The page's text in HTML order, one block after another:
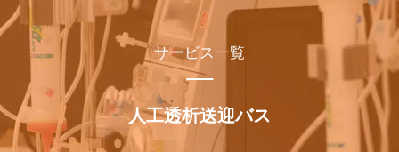
サービス一覧
人工透析送迎バス